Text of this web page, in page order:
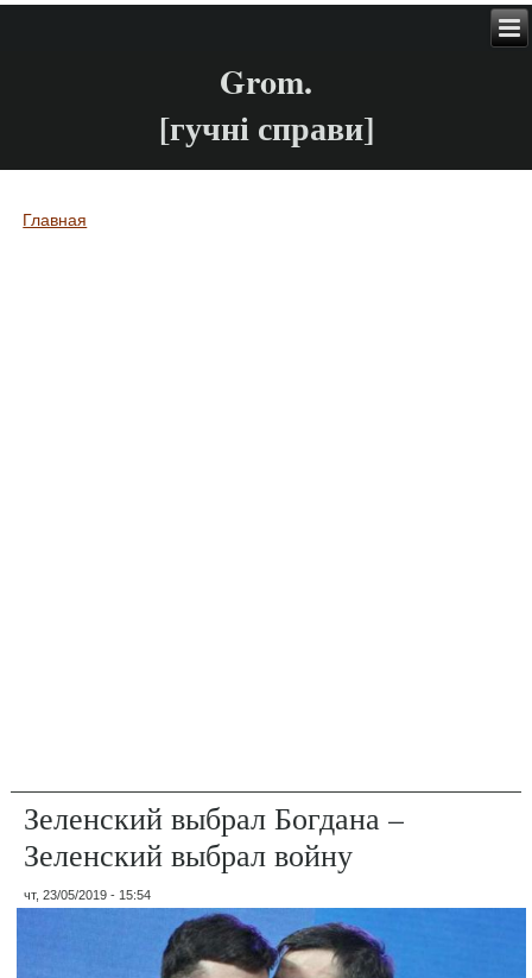
Grom.
[гучні справи]
Вы здесь
Главная
Зеленский выбрал Богдана –
Зеленский выбрал войну
чт, 23/05/2019 - 15:54